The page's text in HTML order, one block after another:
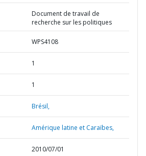
Document de travail de
recherche sur les politiques
WPS4108
1
1
Brésil,
Amérique latine et Caraïbes,
2010/07/01